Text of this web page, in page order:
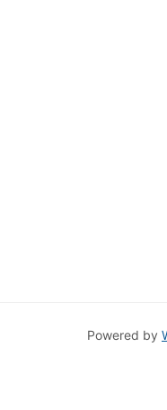
Powered by